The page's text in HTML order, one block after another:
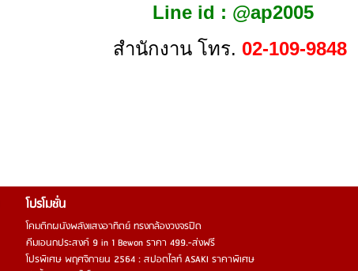
Line id : @ap2005
สำนักงาน โทร. 02-109-9848
โปรโมชั่น
โคมติกผนังพลังแสงอาทิตย์ ทรงกล้องวงจรปิด
คีมเอนกประสงค์ 9 in 1 Bewon ราคา 499.-ส่งฟรี
โปรพิเศษ พฤศจิกายน 2564 : สปอตไลท์ ASAKI ราคาพิเศษ